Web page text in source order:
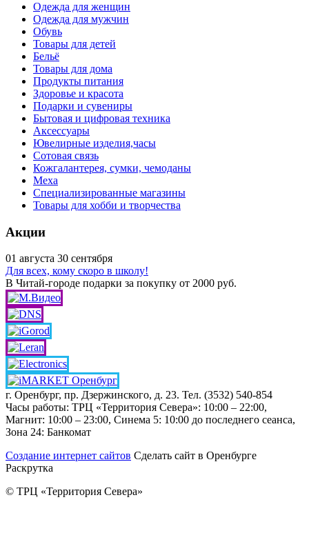
Одежда для женщин
Одежда для мужчин
Обувь
Товары для детей
Бельё
Товары для дома
Продукты питания
Здоровье и красота
Подарки и сувениры
Бытовая и цифровая техника
Аксессуары
Ювелирные изделия,часы
Сотовая связь
Кожгалантерея, сумки, чемоданы
Меха
Специализированные магазины
Товары для хобби и творчества
Акции
01 августа 30 сентября
Для всех, кому скоро в школу!
В Читай-городе подарки за покупку от 2000 руб.
г. Оренбург, пр. Дзержинского, д. 23. Тел. (3532) 540-854
Часы работы: ТРЦ «Территория Севера»: 10:00 – 22:00,
Магнит: 10:00 – 23:00, Синема 5: 10:00 до последнего сеанса,
Зона 24: Банкомат
Создание интернет сайтов Сделать сайт в Оренбурге
Раскрутка
© ТРЦ «Территория Севера»